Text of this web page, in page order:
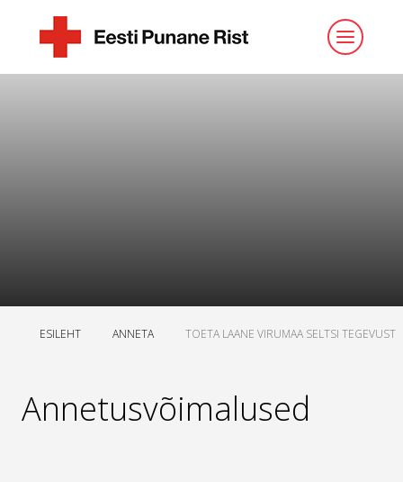
ESILEHT ANNETA TOETA LAANE VIRUMAA SELTSI TEGEVUST
Annetusvõimalused